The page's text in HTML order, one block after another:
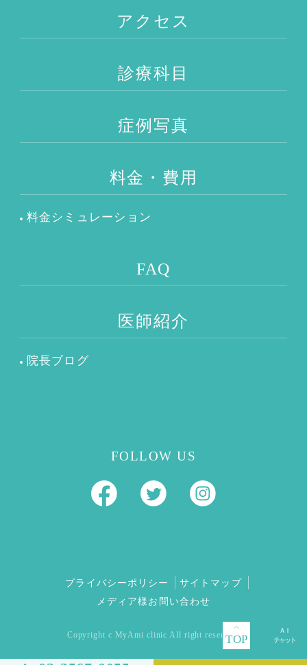
TOP
アクセス
診療科目
症例写真
料金・費用
料金シミュレーション
FAQ
医師紹介
院長ブログ
FOLLOW US
プライバシーポリシー
サイトマップ
メディア様お問い合わせ
Copyright c MyAmi clinic All right reserved.